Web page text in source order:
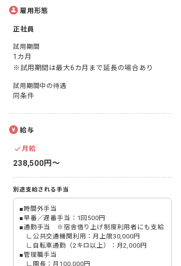
雇用形態
正社員
試用期間
1カ月
※試用期間は最大6カ月まで延長の場合あり
試用期間中の待遇
同条件
給与
月給
238,500円〜
別途支給される手当
■時間外手当
■早番／遅番手当：1回500円
■通勤手当　※宿舎借り上げ制度利用者にも支給
∟公共交通機関利用：月上限30,000円
∟自転車通勤（2キロ以上）：月2,000円
■管理職手当
∟園長：月100,000円